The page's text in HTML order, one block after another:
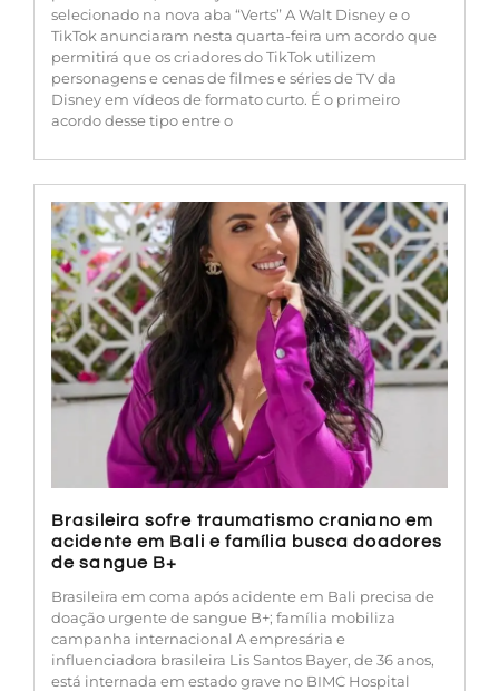
selecionado na nova aba “Verts” A Walt Disney e o
TikTok anunciaram nesta quarta-feira um acordo que
permitirá que os criadores do TikTok utilizem
personagens e cenas de filmes e séries de TV da
Disney em vídeos de formato curto. É o primeiro
acordo desse tipo entre o
Brasileira sofre traumatismo craniano em
acidente em Bali e família busca doadores
de sangue B+
Brasileira em coma após acidente em Bali precisa de
doação urgente de sangue B+; família mobiliza
campanha internacional A empresária e
influenciadora brasileira Lis Santos Bayer, de 36 anos,
está internada em estado grave no BIMC Hospital